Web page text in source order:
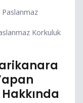
Korkuluk